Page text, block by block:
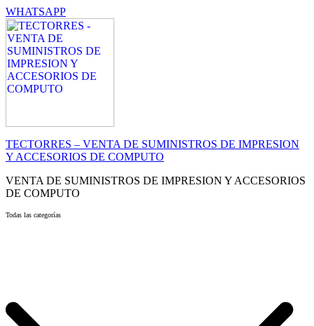
WHATSAPP
TECTORRES – VENTA DE SUMINISTROS DE IMPRESION
Y ACCESORIOS DE COMPUTO
VENTA DE SUMINISTROS DE IMPRESION Y ACCESORIOS
DE COMPUTO
Todas las categorías